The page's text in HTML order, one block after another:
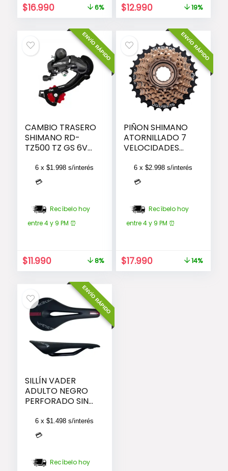
El
precio
$17.990.
$16.990El
precio
actual
$16.990.
6%
El
precio
$15.990.
$12.990El
precio
actual
$12.990.
19%
ENVÍO RÁPIDO
CAMBIO TRASERO
SHIMANO RD-
TZ500 TZ GS 6V
6 x $1.998s/interés
💳
Recíbelo hoy
entre 4 y 9 PM ⏰
El
precio
$12.990.
$11.990El
precio
actual
$11.990.
8%
ENVÍO RÁPIDO
PIÑON SHIMANO
ATORNILLADO 7
VELOCIDADES
6 x $2.998s/interés
💳
Recíbelo hoy
entre 4 y 9 PM ⏰
El
precio
$17.990El
14%
ENVÍO RÁPIDO
SILLÍN VADER
ADULTO NEGRO
PERFORADO SIN
6 x $1.498s/interés
💳
Recíbelo hoy